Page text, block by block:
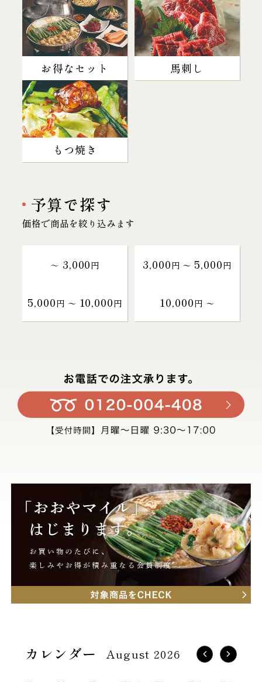
お得なセット 馬刺し
もつ焼き
予算で探す
価格で商品を絞り込みます
～ 3,000円 3,000円 〜 5,000円
5,000円 〜 10,000円 10,000円 〜
August 2026